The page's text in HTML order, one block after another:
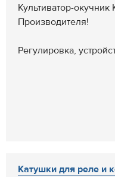
Культиватор-
Производителя!
Регулировка,
Катушки для реле и